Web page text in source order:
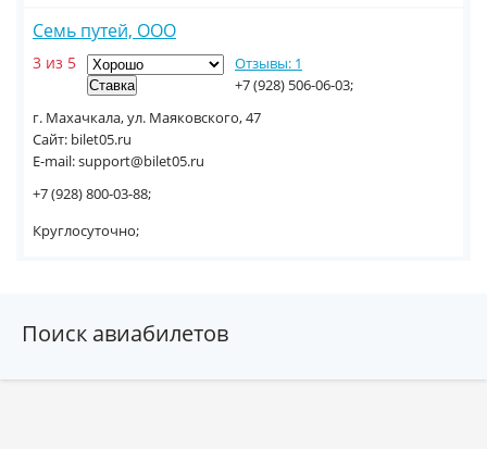
Семь путей, ООО
3 из 5 Отзывы: 1
г. Махачкала, ул. Маяковского, 47
Сайт: bilet05.ru
E-mail: support@bilet05.ru
+7 (928) 506-06-03;
+7 (928) 800-03-88;
Круглосуточно;
Поиск авиабилетов